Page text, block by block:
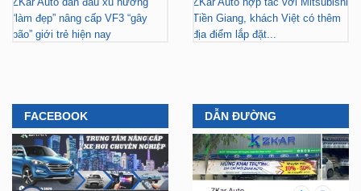
“làm đẹp” nâng cấp VF3 “gây
bão” giới trẻ hiện nay
Tiền Giang, khách Việt có thêm
địa điểm lắp đặt...
FACEBOOK DẪN ĐƯỜNG